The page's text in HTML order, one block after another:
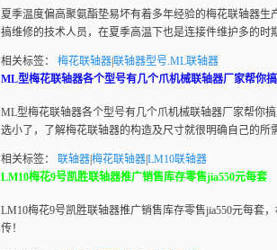
夏季温度偏高聚氨酯垫易坏有着多年经验的梅花联轴器生
搞维修的技术人员，在夏季高温下也是连接件维护多的时期
相关标签： 梅花联轴器|联轴器型号.ML联轴器
ML型梅花联轴器各个型号有几个爪机械联轴器厂家帮你
ML型梅花联轴器各个型号有几个爪机械联轴器厂家帮你
选小了，了解梅花联轴器的构造及尺寸就很明确自己的所
相关标签： 联轴器|梅花联轴器|LM10联轴器
LM10梅花9号凯胜联轴器推广销售库存零售jia550元每套
LM10梅花9号凯胜联轴器推广销售库存零售jia550元每套
传！